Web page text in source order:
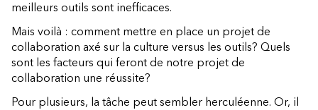
meilleurs outils sont inefficaces.
Mais voilà : comment mettre en place un projet de
collaboration axé sur la culture versus les outils? Quels
sont les facteurs qui feront de notre projet de
collaboration une réussite?
Pour plusieurs, la tâche peut sembler herculéenne. Or, il